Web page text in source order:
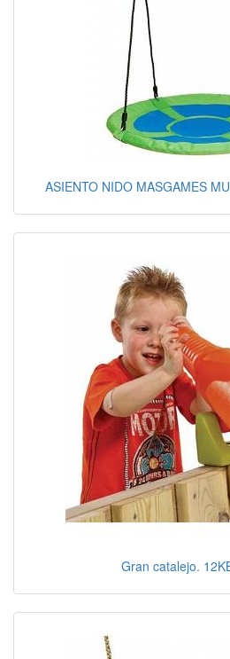
ASIENTO NIDO MASGAMES
Gran catalejo.